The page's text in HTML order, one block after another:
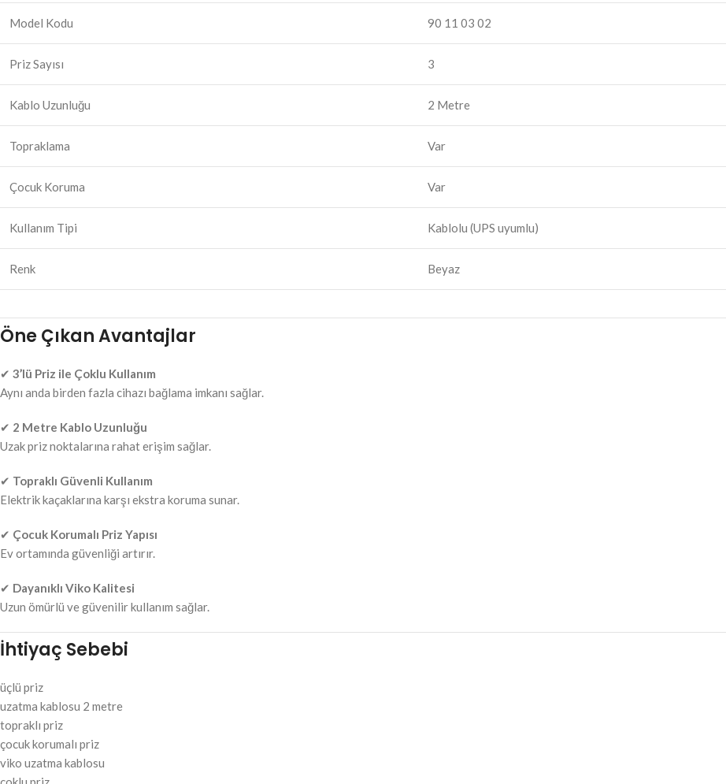
Model Kodu 90 11 03 02
Priz Sayısı 3
Kablo Uzunluğu 2 Metre
Topraklama Var
Çocuk Koruma Var
Kullanım Tipi Kablolu (UPS uyumlu)
Renk Beyaz
Öne Çıkan Avantajlar
✔ 3’lü Priz ile Çoklu Kullanım
Aynı anda birden fazla cihazı bağlama imkanı sağlar.
✔ 2 Metre Kablo Uzunluğu
Uzak priz noktalarına rahat erişim sağlar.
✔ Topraklı Güvenli Kullanım
Elektrik kaçaklarına karşı ekstra koruma sunar.
✔ Çocuk Korumalı Priz Yapısı
Ev ortamında güvenliği artırır.
✔ Dayanıklı Viko Kalitesi
Uzun ömürlü ve güvenilir kullanım sağlar.
İhtiyaç Sebebi
üçlü priz
uzatma kablosu 2 metre
topraklı priz
çocuk korumalı priz
viko uzatma kablosu